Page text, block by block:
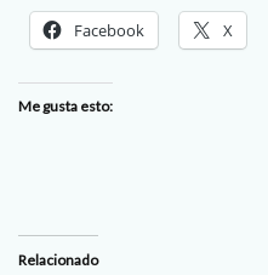
Facebook X
Me gusta esto:
Relacionado